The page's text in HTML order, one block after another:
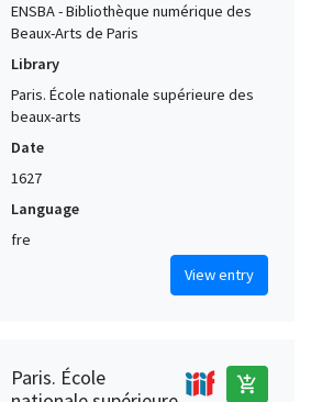
ENSBA - Bibliothèque numérique des
Beaux-Arts de Paris
Library
Paris. École nationale supérieure des
beaux-arts
Date
1627
Language
fre
View entry
Paris. École
add_shopping_cart